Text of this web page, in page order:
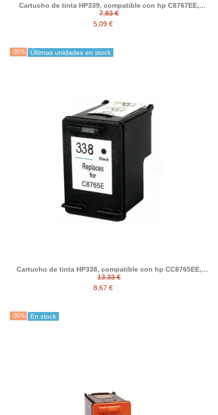
Cartucho de tinta HP339, compatible con hp C8767EE,
negro
7,83 €
5,09 €
-35% Últimas unidades en stock
Cartucho de tinta HP338, compatible con hp CC8765EE,
negro
13,33 €
8,67 €
-35% En stock